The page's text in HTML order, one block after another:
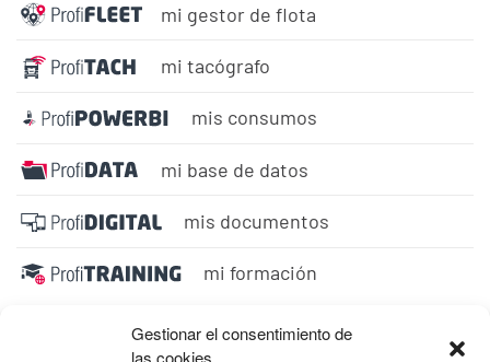
Gestionar el consentimiento de
las cookies
mi gestor de flota
mi tacógrafo
mis consumos
mi base de datos
mis documentos
mi formación